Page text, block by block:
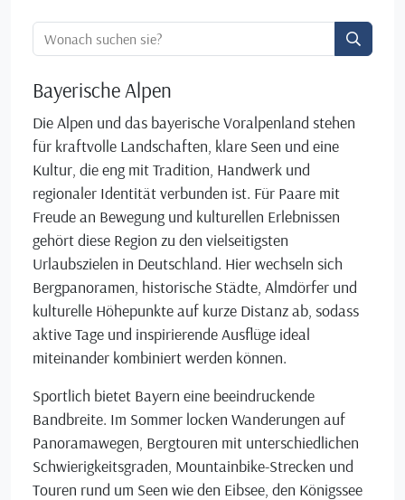
Ortssuche:
Bayerische Alpen
Die Alpen und das bayerische Voralpenland stehen
für kraftvolle Landschaften, klare Seen und eine
Kultur, die eng mit Tradition, Handwerk und
regionaler Identität verbunden ist. Für Paare mit
Freude an Bewegung und kulturellen Erlebnissen
gehört diese Region zu den vielseitigsten
Urlaubszielen in Deutschland. Hier wechseln sich
Bergpanoramen, historische Städte, Almdörfer und
kulturelle Höhepunkte auf kurze Distanz ab, sodass
aktive Tage und inspirierende Ausflüge ideal
miteinander kombiniert werden können.
Sportlich bietet Bayern eine beeindruckende
Bandbreite. Im Sommer locken Wanderungen auf
Panoramawegen, Bergtouren mit unterschiedlichen
Schwierigkeitsgraden, Mountainbike-Strecken und
Touren rund um Seen wie den Eibsee, den Königssee